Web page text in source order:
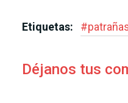
Etiquetas: #
Déjanos tus